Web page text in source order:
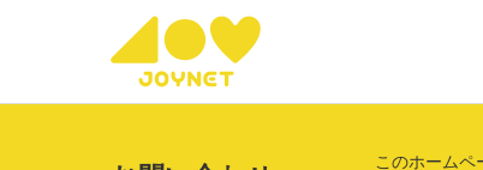
このホームペ